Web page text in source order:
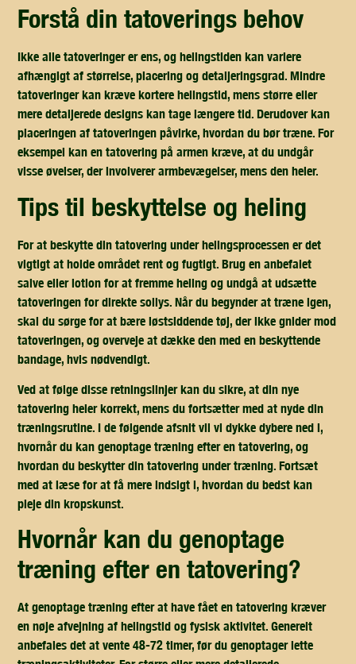
forstå din tatoverings behov
Ikke alle tatoveringer er ens, og helingstiden kan variere
afhængigt af størrelse, placering og detaljeringsgrad. Mindre
tatoveringer kan kræve kortere helingstid, mens større eller
mere detaljerede designs kan tage længere tid. Derudover kan
placeringen af tatoveringen påvirke, hvordan du bør træne. For
eksempel kan en tatovering på armen kræve, at du undgår
visse øvelser, der involverer armbevægelser, mens den heler.
tips til beskyttelse og heling
For at beskytte din tatovering under helingsprocessen er det
vigtigt at holde området rent og fugtigt. Brug en anbefalet
salve eller lotion for at fremme heling og undgå at udsætte
tatoveringen for direkte sollys. Når du begynder at træne igen,
skal du sørge for at bære løstsiddende tøj, der ikke gnider mod
tatoveringen, og overveje at dække den med en beskyttende
bandage, hvis nødvendigt.
Ved at følge disse retningslinjer kan du sikre, at din nye
tatovering heler korrekt, mens du fortsætter med at nyde din
træningsrutine. I de følgende afsnit vil vi dykke dybere ned i,
hvornår du kan genoptage træning efter en tatovering, og
hvordan du beskytter din tatovering under træning. Fortsæt
med at læse for at få mere indsigt i, hvordan du bedst kan
pleje din kropskunst.
hvornår kan du genoptage
træning efter en tatovering?
At genoptage træning efter at have fået en tatovering kræver
en nøje afvejning af helingstid og fysisk aktivitet. Generelt
anbefales det at vente 48-72 timer, før du genoptager lette